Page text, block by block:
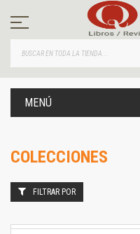
contenido
MENÚ
COLECCIONES
FILTRAR POR